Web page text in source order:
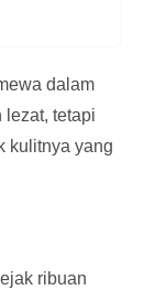
dalam
lezat, tetapi
kulitnya yang
ribuan